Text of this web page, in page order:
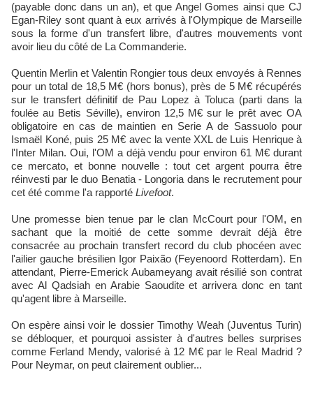
(payable donc dans un an), et que Angel Gomes ainsi que CJ
Egan-Riley sont quant à eux arrivés à l'Olympique de Marseille
sous la forme d'un transfert libre, d'autres mouvements vont
avoir lieu du côté de La Commanderie.
Quentin Merlin et Valentin Rongier tous deux envoyés à Rennes
pour un total de 18,5 M€ (hors bonus), près de 5 M€ récupérés
sur le transfert définitif de Pau Lopez à Toluca (parti dans la
foulée au Betis Séville), environ 12,5 M€ sur le prêt avec OA
obligatoire en cas de maintien en Serie A de Sassuolo pour
Ismaël Koné, puis 25 M€ avec la vente XXL de Luis Henrique à
l'Inter Milan. Oui, l'OM a déjà vendu pour environ 61 M€ durant
ce mercato, et bonne nouvelle : tout cet argent pourra être
réinvesti par le duo Benatia - Longoria dans le recrutement pour
cet été comme l'a rapporté Livefoot.
Une promesse bien tenue par le clan McCourt pour l'OM, en
sachant que la moitié de cette somme devrait déjà être
consacrée au prochain transfert record du club phocéen avec
l'ailier gauche brésilien Igor Paixão (Feyenoord Rotterdam). En
attendant, Pierre-Emerick Aubameyang avait résilié son contrat
avec Al Qadsiah en Arabie Saoudite et arrivera donc en tant
qu'agent libre à Marseille.
On espère ainsi voir le dossier Timothy Weah (Juventus Turin)
se débloquer, et pourquoi assister à d'autres belles surprises
comme Ferland Mendy, valorisé à 12 M€ par le Real Madrid ?
Pour Neymar, on peut clairement oublier...